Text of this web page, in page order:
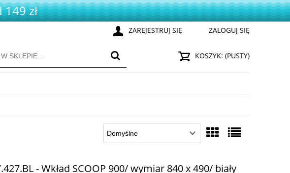
zł
ZAREJESTRUJ SIĘ ZALOGUJ SIĘ
KOSZYK: (PUSTY)
- Wkład SCOOP 900/ wymiar 840 x 490/ biały